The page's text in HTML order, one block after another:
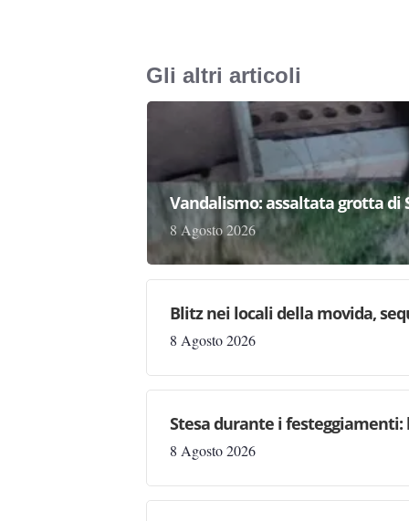
Gli altri articoli
Vandalismo: assaltata grotta di
8 Agosto 2026
Blitz nei locali della movida,
8 Agosto 2026
Stesa durante i
8 Agosto 2026